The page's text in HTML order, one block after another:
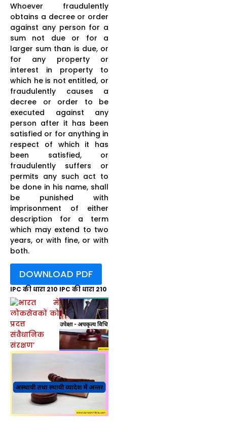
Whoever fraudulently
obtains a decree or order
against any person for a
sum not due or for a
larger sum than is due, or
for any property or
interest in property to
which he is not entitled, or
fraudulently causes a
decree or order to be
executed against any
person after it has been
satisfied or for anything in
respect of which it has
been satisfied, or
fraudulently suffers or
permits any such act to
be done in his name, shall
be punished with
imprisonment of either
description for a term
which may extend to two
years, or with fine, or with
both.
DOWNLOAD PDF
IPC की धारा 210 IPC की धारा 210